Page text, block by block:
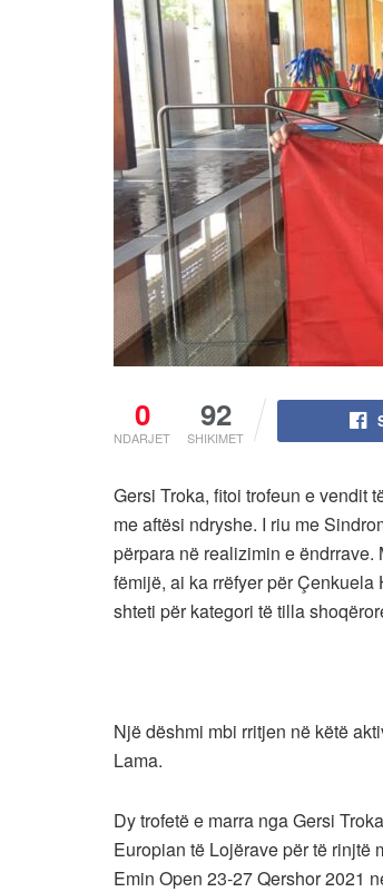
0
NDARJET
92
SHIKIMET
Gersi Troka, fitoi trofeun e vendit
me aftësi ndryshe. I riu me
përpara në realizimin e
fëmijë, ai ka rrëfyer për
shteti për kategori të tilla
Një dëshmi mbi rritjen në këtë
Lama.
Dy trofetë e marra nga Gersi
Europian të Lojërave për të rinjtë
Emin Open 23-27 Qershor 2021